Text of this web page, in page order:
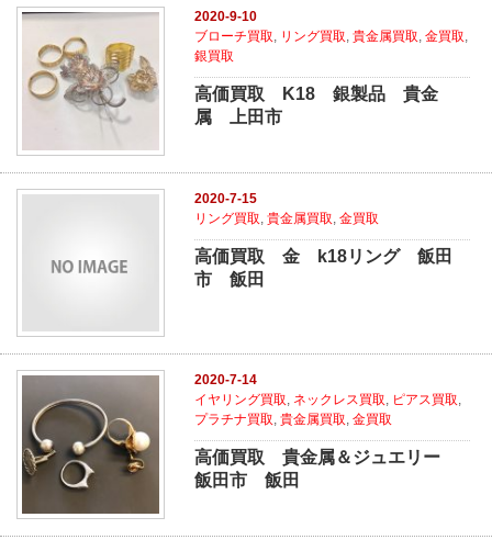
2020-9-10
ブローチ買取, リング買取,貴金属買取,金買取,
銀買取
高価買取 K18 銀製品 貴金
属 上田市
2020-7-15
リング買取 ,貴金属買取 ,金買取
高価買取 金 k18リング 飯田
市 飯田
2020-7-14
イヤリング買取, ネックレス買取, ピアス買取,
プラチナ買取,貴金属買取,金買取
高価買取 貴金属＆ジュエリー
飯田市 飯田